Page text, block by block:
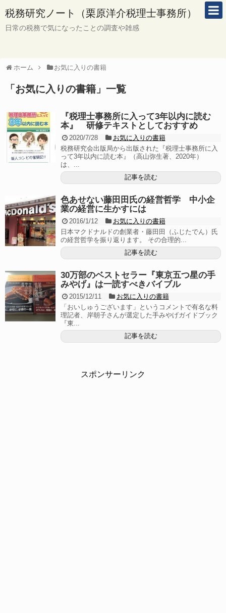
税務研究ノート（栗原洋介税理士事務所）
日常の税務で気になったことの調査や雑感
ホーム お気に入りの書籍
「 お気に入りの書籍 」 一覧
『税理士事務所に入って3年以内に読む
本』 研修テキストとしておすすめ
2020/7/28
お気に入りの書籍
税務研究会出版局から出版された『税理士事務所に入
って3年以内に読む本』（高山弥生著、2020年）
は、...
記事を読む
色あせない藤田田氏の経営哲学 中小企
業の経営に生かすには
2016/1/12
お気に入りの書籍
日本マクドナルドの創業者・藤田田（ふじたでん）氏
の経営哲学を振り返ります。 その合理的...
記事を読む
30万部のベストセラー『東京五つ星の手
みやげ』は一読すべきバイブル
2015/12/11
お気に入りの書籍
「おいしゅうございます」というコメントで有名な料
理記者、岸朝子さんが選定した手みやげガイドブック
『東...
記事を読む
スポンサーリンク